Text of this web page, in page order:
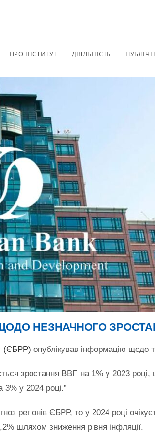
ПРО ІНСТИТУТ ДІЯЛЬНІСТЬ
НЕЗНАЧНОГО
(ЄБРР) опублікував інформацію щодо
зростання ВВП на 1% у 2023
3% у 2024 році.”
регіонів ЄБРР, то у 2024 році
шляхом зниження рівня інфляції.